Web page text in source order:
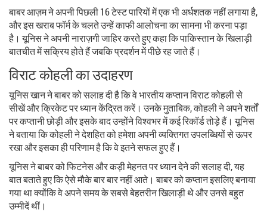
बाबर आज़म ने अपनी पिछली 16 टेस्ट पारियों में एक भी अर्धशतक नहीं लगाया है,
और इस खराब फॉर्म के चलते उन्हें काफी आलोचना का सामना भी करना पड़ा
है। यूनिस ने अपनी नाराज़गी जाहिर करते हुए कहा कि पाकिस्तान के खिलाड़ी
बातचीत में सक्रिय होते हैं जबकि प्रदर्शन में पीछे रह जाते हैं।
विराट कोहली का उदाहरण
यूनिस खान ने बाबर को सलाह दी है कि वे भारतीय कप्तान विराट कोहली से
सीखें और क्रिकेट पर ध्यान केंद्रित करें। उनके मुताबिक, कोहली ने अपने शर्तों
पर कप्तानी छोड़ी और इसके बाद उन्होंने विश्वभर में कई रिकॉर्ड तोड़े हैं। यूनिस
ने बताया कि कोहली ने देशहित को हमेशा अपनी व्यक्तिगत उपलब्धियों से ऊपर
रखा और इसका ही परिणाम है कि वे इतने सफल हुए हैं।
यूनिस ने बाबर को फिटनेस और कड़ी मेहनत पर ध्यान देने की सलाह दी, यह
बात बताते हुए कि ऐसे मौके बार बार नहीं आते। बाबर को कप्तान इसलिए बनाया
गया था क्योंकि वे अपने समय के सबसे बेहतरीन खिलाड़ी थे और उनसे बहुत
उम्मीदें थीं।